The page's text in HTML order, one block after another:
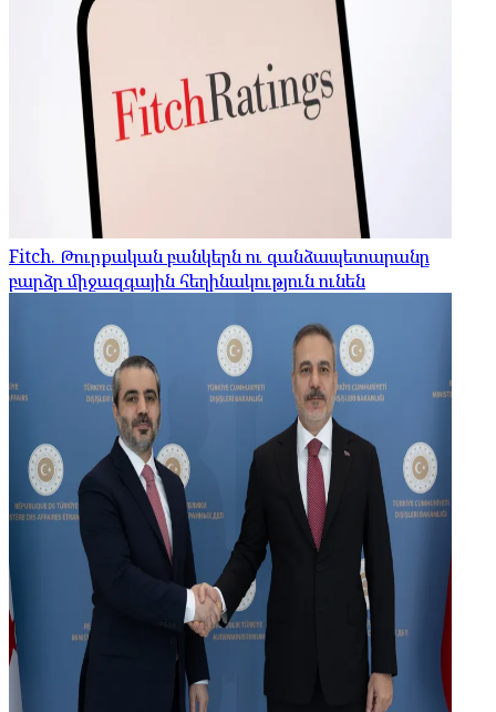
Fitch. Թուրքական բանկերն ու գանձապետարանը
բարձր միջազգային հեղինակություն ունեն